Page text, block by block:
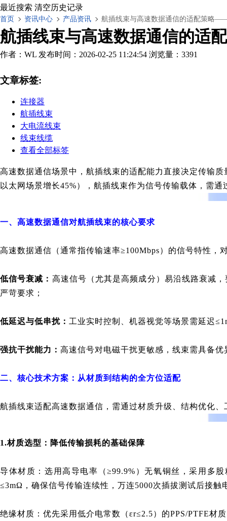
最近搜索 清空历史记录
首页 资讯中心 产品资讯 航插线束与高速数据通信的适配策略
航插线束与高速数据通信的适
作者：WL 发布时间：2026-02-25 11:24:54 浏览量：3391
文章标签:
连接器
航插线束
大电流线束
线束线缆
查看全部标签
高速数据通信场景中，航插线束的适配能力直接决定传输
以太网场景增长45%），航插线束作为信号传输载体，需
一、高速数据通信对航插线束的核心要求
高速数据通信（通常指传输速率≥100Mbps）的信号特性
低信号衰减： 高速信号（尤其是高频成分）易沿线路衰减
严苛要求；
低延迟与低串扰： 工业实时控制、机器视觉等场景需延迟
强抗干扰能力： 高速信号对电磁干扰更敏感，线束需具备
二、核心技术方案：从材质到结构的全方位适配
航插线束适配高速数据通信，需通过材质升级、结构优化
1.材质选型：降低传输损耗的基础保障
导体材质：选用高导电率（≥99.9%）无氧铜丝，采用多
≤3mΩ，确保信号传输连续性，万连5000次插拔测试后接触
绝缘材质：优先采用低介电常数（εr≤2.5）的PPS/PTFE材